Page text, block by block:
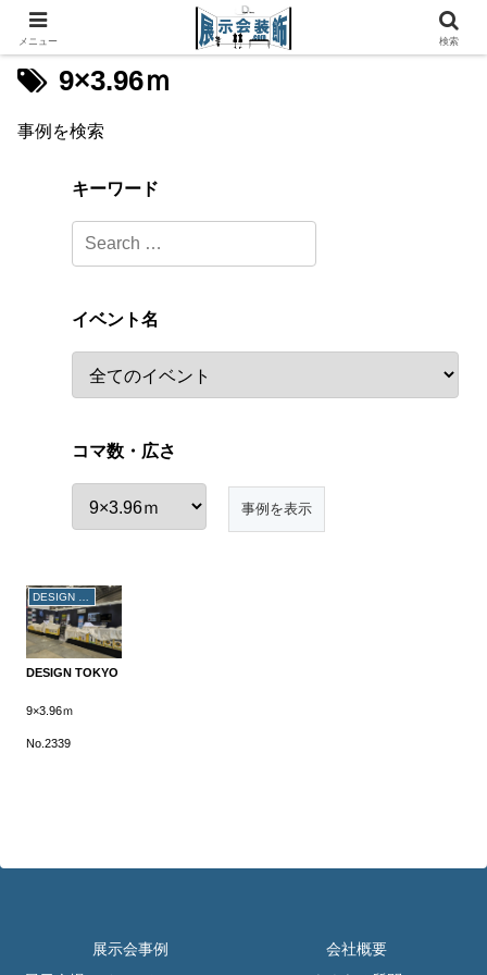
9×3.96ｍ
事例を検索
キーワード
イベント名
コマ数・広さ
DESIGN TOKYO
9×3.96ｍ
No.2339
展示会事例
会社概要
メニュー 検索